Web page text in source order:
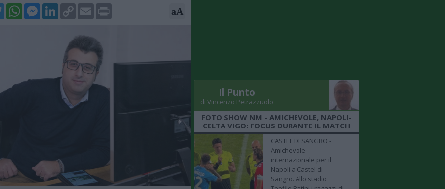
WhatsAppMessenger
LinkedIn
Copy
Link
Email Print aA
Il Punto
di Vincenzo Petrazzuolo
FOTO SHOW NM - AMICHEVOLE, NAPOLI-
CELTA VIGO: FOCUS DURANTE IL MATCH
CASTEL DI SANGRO -
Amichevole
internazionale per il
Napoli a Castel di
Sangro. Allo stadio